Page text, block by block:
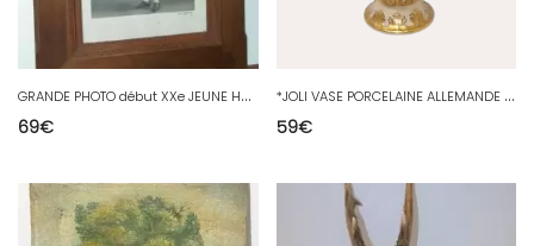
G
RANDE PHOTO début XXe JEUNE HOMME TENUE MOUSQUETAIRE CADRE BOIS NOEUD / Verre
69€
*
JOLI VASE PORCELAINE ALLEMANDE XIXe VON SCHIERHOLZ CAPRI décor Putti Dorure D
59€